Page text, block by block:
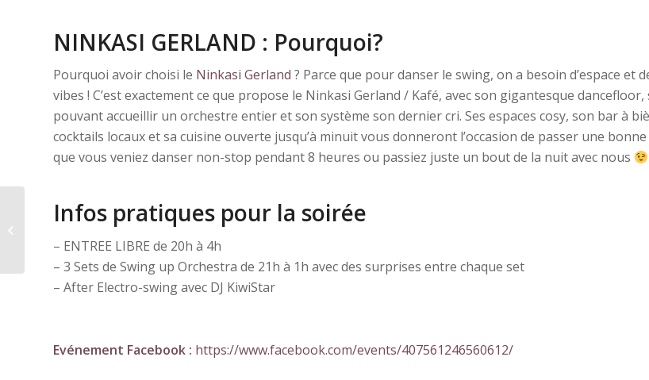
NINKASI GERLAND : Pourquoi?
Pourquoi avoir choisi le Ninkasi Gerland ? Parce que pour danser le swing, on a besoin d’espace et
vibes ! C’est exactement ce que propose le Ninkasi Gerland / Kafé, avec son gigantesque dancefloor,
pouvant accueillir un orchestre entier et son système son dernier cri. Ses espaces cosy, son bar à
cocktails locaux et sa cuisine ouverte jusqu’à minuit vous donneront l’occasion de passer une
que vous veniez danser non-stop pendant 8 heures ou passiez juste un bout de la nuit avec nous
Infos pratiques pour la soirée
– ENTREE LIBRE de 20h à 4h
– 3 Sets de Swing up Orchestra de 21h à 1h avec des surprises entre chaque set
– After Electro-swing avec DJ KiwiStar
Evénement Facebook : https://www.facebook.com/events/407561246560612/
Workshop & Bal Swing